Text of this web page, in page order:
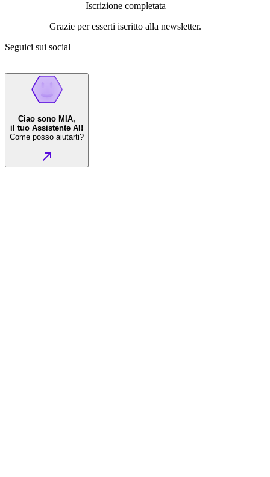
Iscrizione completata
Grazie per esserti iscritto alla newsletter.
Seguici sui social
Ciao sono MIA,
il tuo Assistente AI!
Come posso aiutarti?